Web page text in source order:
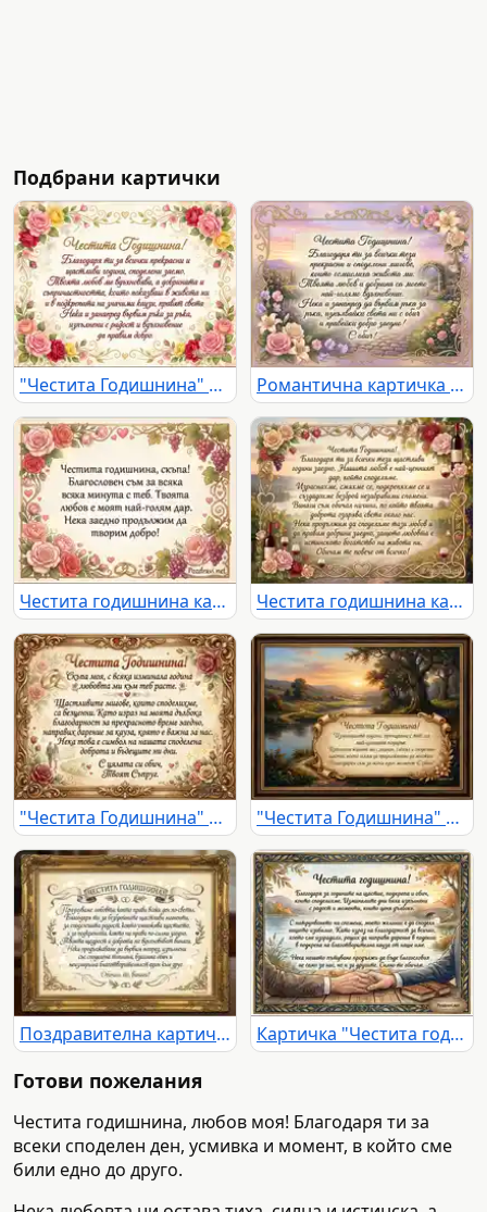
Подбрани картички
"Честита Годишнина" картичка с рози и благодарствено послание за любов и споделени моменти. Романтична картичка "Честита Годишнина" с цветя, арка и сърдечно послание на фона на живописен пейзаж.
Честита годишнина картичка с романтично послание, рози, грозде и брачни халки. Израз на любов и благословия. Честита годишнина картичка с рози, вино и сърдечно послание за любов и щастие.
"Честита Годишнина" картичка: романтично послание от съпруг с рози и халки. "Честита Годишнина" картичка с романтичен пейзаж при залез и послание за обич.
Поздравителна картичка за годишнина със сърдечно послание в златна рамка. Картичка "Честита годишнина" с есенен пейзаж, сплетени ръце и послание за любов и благодарност.
Готови пожелания
Честита годишнина, любов моя! Благодаря ти за
всеки споделен ден, усмивка и момент, в който сме
били едно до друго.